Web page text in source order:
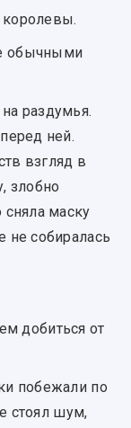
королевы.
обычными
раздумья.
ней.
взгляд в
злобно
маску
собиралась
добиться от
побежали по
стоял шум,